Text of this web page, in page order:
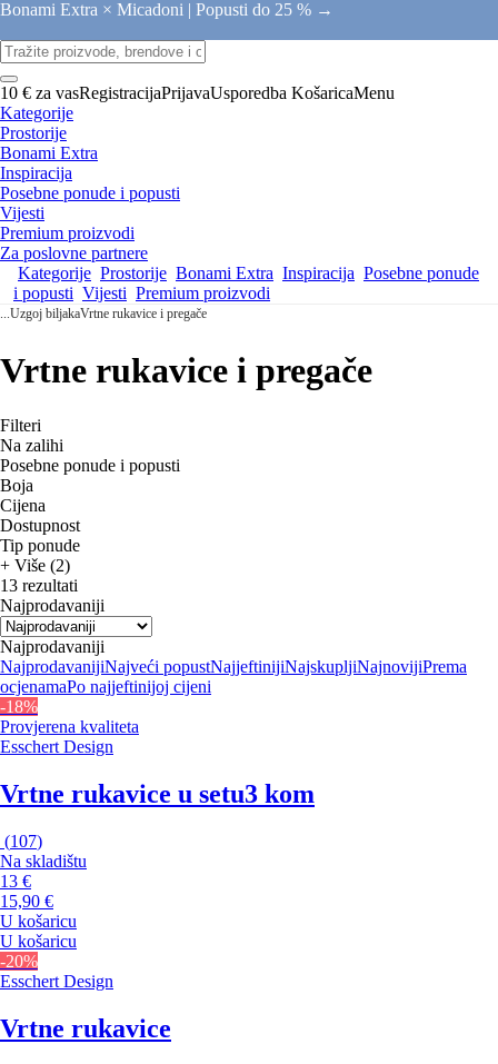
Bonami Extra × Micadoni | Popusti do 25 % →
10 € za vasRegistracijaPrijavaUsporedba KošaricaMenu
Kategorije
Prostorije
Bonami Extra
Inspiracija
Posebne ponude i popusti
Vijesti
Premium proizvodi
Za poslovne partnere
Kategorije Prostorije Bonami Extra Inspiracija Posebne ponude
i popusti Vijesti Premium proizvodi
...Uzgoj biljakaVrtne rukavice i pregače
Vrtne rukavice i pregače
Filteri
Na zalihi
Posebne ponude i popusti
Boja
Cijena
Dostupnost
Tip ponude
+ Više (2)
13 rezultati
Najprodavaniji
Najprodavaniji
NajprodavanijiNajveći popustNajjeftinijiNajskupljiNajnovijiPrema
ocjenamaPo najjeftinijoj cijeni
-18%
Provjerena kvaliteta
Esschert Design
Vrtne rukavice u setu3 kom
(107)
Na skladištu
13 €
15,90 €
U košaricu
U košaricu
-20%
Esschert Design
Vrtne rukavice